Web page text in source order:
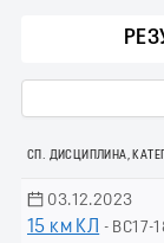
СП. ДИСЦИПЛИНА,
03.12.2023
15 км КЛ
- ВС17-